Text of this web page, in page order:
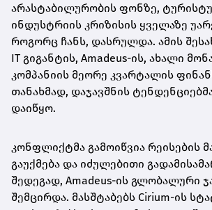
არასტაბილურობის ფონზე,
ინდუსტრიის კრიზისის ყველაზე
როგორც ჩანს, დასრულდა. ამის
IT გიგანტის, Amadeus-ის, ახალი
კომპანიის მეორე კვარტალის
თანახმად, დაჯავშნის
დაიწყო.
კონფლიქტმა გამოიწვია რეისების
გაუქმება და იძულებითი
შედეგად, Amadeus-ის გლობალური
შემცირდა. მასშტაბებს Cirium-ის